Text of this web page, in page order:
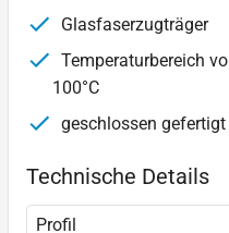
Glasfaserzugträger
Temperaturbereich
100°C
geschlossen gefertigt
Technische Details
Profil